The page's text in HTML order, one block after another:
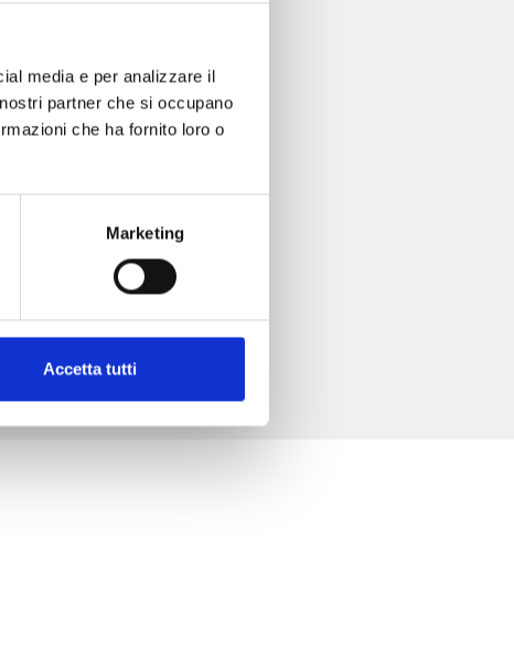
media e per analizzare il
partner che si occupano
che ha fornito loro o
Marketing
Accetta tutti